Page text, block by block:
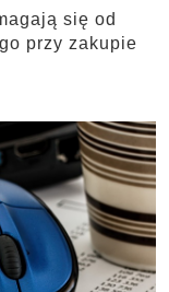
się od
przy zakupie